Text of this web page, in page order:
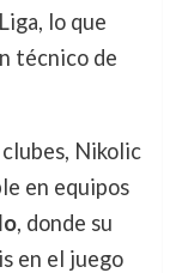
lo que
técnico de
Nikolic
en equipos
, donde su
en el juego